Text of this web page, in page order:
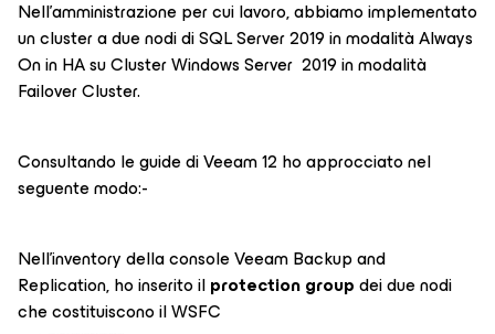
Nell’amministrazione per cui lavoro, abbiamo implementato
un cluster a due nodi di SQL Server 2019 in modalità Always
On in HA su Cluster Windows Server 2019 in modalità
Failover Cluster.
Consultando le guide di Veeam 12 ho approcciato nel
seguente modo:-
Nell’inventory della console Veeam Backup and
Replication, ho inserito ilprotection groupdei due nodi
che costituiscono il WSFC